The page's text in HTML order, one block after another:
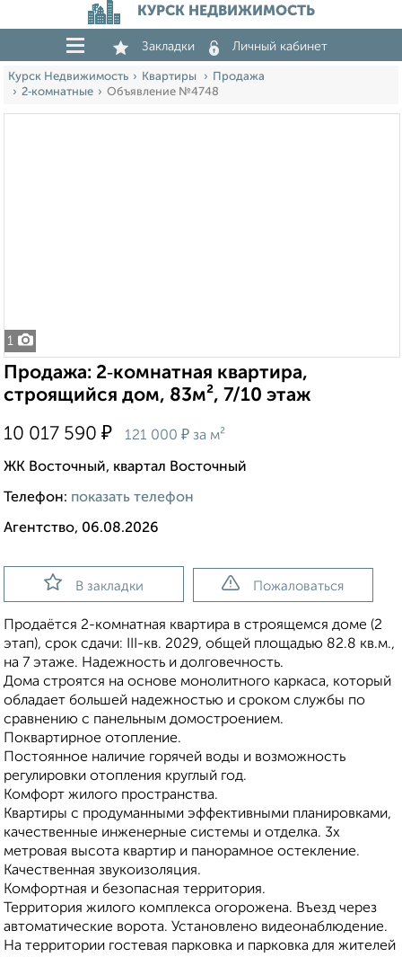
КУРСК НЕДВИЖИМОСТЬ
Закладки Личный кабинет
Курск Недвижимость Квартиры
Продажа
2‑комнатные
Объявление №4748
1
Продажа: 2‑комнатная квартира,
строящийся дом, 83м², 7/10 этаж
10 017 590 ₽ 121 000 ₽ за м²
ЖК Восточный, квартал Восточный
Телефон: показать телефон
Агентство, 06.08.2026
В закладки Пожаловаться
Продаётся 2-комнатная квартира в строящемся доме (2
этап), срок сдачи: III-кв. 2029, общей площадью 82.8 кв.м.,
на 7 этаже. Надежность и долговечность.
Дома строятся на основе монолитного каркаса, который
обладает большей надежностью и сроком службы по
сравнению с панельным домостроением.
Поквартирное отопление.
Постоянное наличие горячей воды и возможность
регулировки отопления круглый год.
Комфорт жилого пространства.
Квартиры с продуманными эффективными планировками,
качественные инженерные системы и отделка. 3х
метровая высота квартир и панорамное остекление.
Качественная звукоизоляция.
Комфортная и безопасная территория.
Территория жилого комплекса огорожена. Въезд через
автоматические ворота. Установлено видеонаблюдение.
На территории гостевая парковка и парковка для жителей